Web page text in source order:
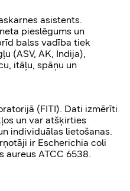
asistents.
pieslēgums un
balss vadība tiek
(ASV, AK, Indija),
itāļu, spāņu un
(FITI). Dati izmērīti
un var atšķirties
individuālas lietošanas.
ir Escherichia coli
aureus ATCC 6538.